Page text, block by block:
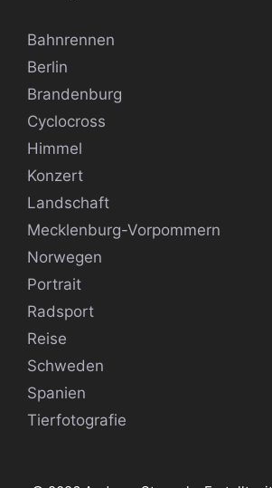
Bahnrennen
Berlin
Brandenburg
Cyclocross
Himmel
Konzert
Landschaft
Mecklenburg-Vorpommern
Norwegen
Portrait
Radsport
Reise
Schweden
Spanien
Tierfotografie